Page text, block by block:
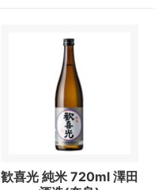
歓喜光 純米 720ml 澤田